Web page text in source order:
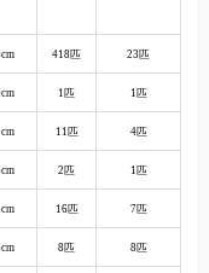
418匹 23匹
1匹 1匹
11匹 4匹
2匹 1匹
16匹 7匹
8匹 8匹